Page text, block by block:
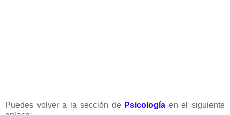
Puedes volver a la sección de Psicología en el siguiente